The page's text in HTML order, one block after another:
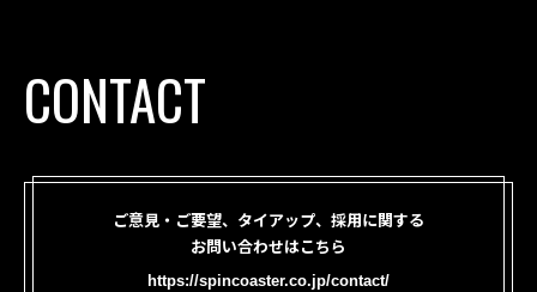
CONTACT
ご意見・ご要望、タイアップ、採用に関する
お問い合わせはこちら
https://spincoaster.co.jp/contact/